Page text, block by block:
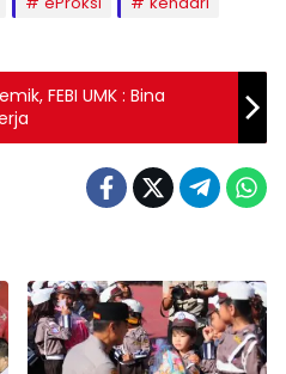
FEBI UMK : Bina